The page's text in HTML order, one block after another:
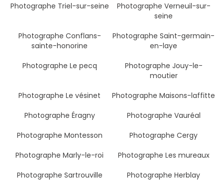
Photographe Triel-sur-seine
Photographe Verneuil-sur-
seine
Photographe Conflans-
sainte-honorine
Photographe Saint-germain-
en-laye
Photographe Le pecq
Photographe Jouy-le-
moutier
Photographe Le vésinet
Photographe Maisons-laffitte
Photographe Éragny
Photographe Vauréal
Photographe Montesson
Photographe Cergy
Photographe Marly-le-roi
Photographe Les mureaux
Photographe Sartrouville
Photographe Herblay